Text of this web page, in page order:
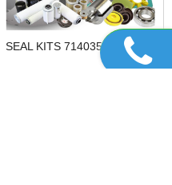
SEAL KITS 71403500